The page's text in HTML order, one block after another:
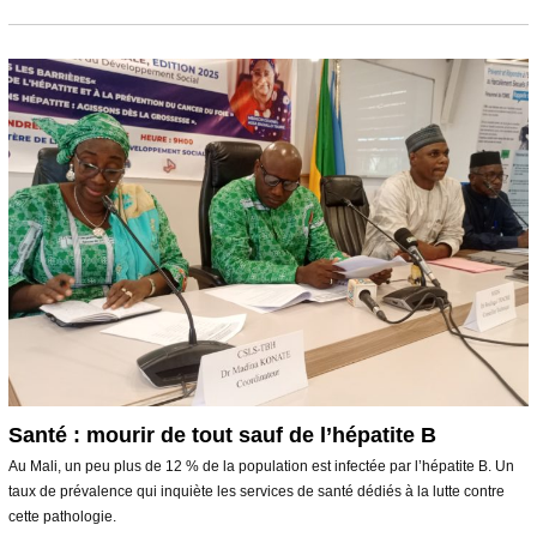
t
2
0
2
5
Santé : mourir de tout sauf de l’hépatite B
Au Mali, un peu plus de 12 % de la population est infectée par l’hépatite B. Un
taux de prévalence qui inquiète les services de santé dédiés à la lutte contre
cette pathologie.